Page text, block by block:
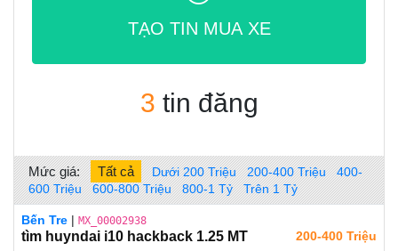
TẠO TIN MUA XE
3 tin đăng
Mức giá: Tất cả Dưới 200 Triệu 200-400 Triệu
400-
600 Triệu
600-800 Triệu 800-1 Tỷ Trên 1 Tỷ
Bến Tre | MX_00002938
tìm huyndai i10 hackback 1.25 MT
200-400 Triệu